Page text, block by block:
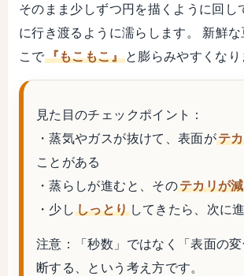
そのまま少しずつ円を描くように回し
に行き渡るように濡らします。 新鮮な
こで『もこもこ』と膨らみやすくなり
見た目のチェックポイント：
・蒸気やガスが抜けて、表面がテ
ことがある
・蒸らしが進むと、そのテカリが
・少ししっとりしてきたら、次に
注意：
「秒数」ではなく「表面の
断する、という考え方です。